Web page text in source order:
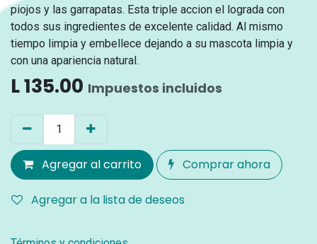
piojos y las garrapatas. Esta triple accion el lograda con
todos sus ingredientes de excelente calidad. Al mismo
tiempo limpia y embellece dejando a su mascota limpia y
con una apariencia natural.
L135.00 Impuestos incluidos
Agregar al carrito Comprar ahora
Agregar a la lista de deseos